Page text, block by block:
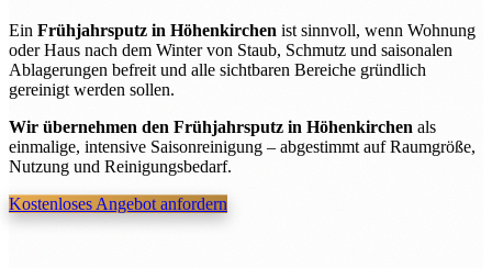
Ein Frühjahrsputz in Höhenkirchen ist sinnvoll, wenn Wohnung
oder Haus nach dem Winter von Staub, Schmutz und saisonalen
Ablagerungen befreit und alle sichtbaren Bereiche gründlich
gereinigt werden sollen.
Wir übernehmen den Frühjahrsputz in Höhenkirchen als
einmalige, intensive Saisonreinigung – abgestimmt auf Raumgröße,
Nutzung und Reinigungsbedarf.
Kostenloses Angebot anfordern